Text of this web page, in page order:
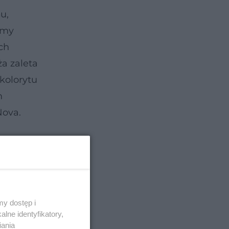
zaleta
u
u
dostęp i
identyfikatory,